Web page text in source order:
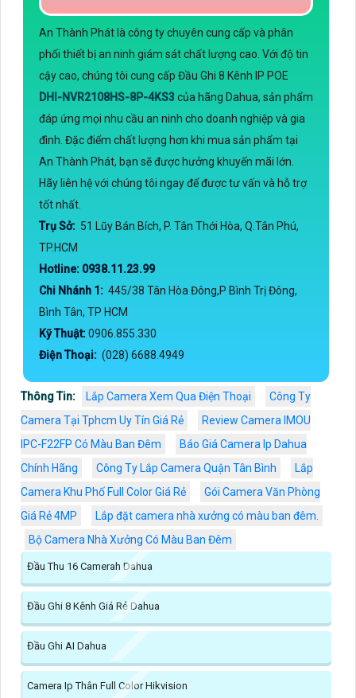
An Thành Phát là công ty chuyên cung cấp và phân
phối thiết bị an ninh giám sát chất lượng cao. Với độ tin
cậy cao, chúng tôi cung cấp Đầu Ghi 8 Kênh IP POE
DHI-NVR2108HS-8P-4KS3 của hãng Dahua, sản phẩm
đáp ứng mọi nhu cầu an ninh cho doanh nghiệp và gia
đình. Đặc điểm chất lượng hơn khi mua sản phẩm tại
An Thành Phát, bạn sẽ được hưởng khuyến mãi lớn.
Hãy liên hệ với chúng tôi ngay để được tư vấn và hỗ trợ
tốt nhất.
Trụ Sở: 51 Lũy Bán Bích, P. Tân Thới Hòa, Q.Tân Phú,
TP.HCM
Hotline: 0938.11.23.99
Chi Nhánh 1: 445/38 Tân Hòa Đông,P Bình Trị Đông,
Bình Tân, TP HCM
Kỹ Thuật:0906.855.330
Điện Thoại: (028) 6688.4949
Thông Tin: Lắp Camera Xem Qua Điện Thoại
Công Ty
Camera Tại Tphcm Uy Tín Giá Rẻ
Review Camera IMOU
IPC-F22FP Có Màu Ban Đêm
Báo Giá Camera Ip Dahua
Chính Hãng
Công Ty Lắp Camera Quận Tân Bình
Lắp
Camera Khu Phố Full Color Giá Rẻ
Gói Camera Văn Phòng
Giá Rẻ 4MP
Lắp đặt camera nhà xưởng có màu ban đêm.
Bộ Camera Nhà Xưởng Có Màu Ban Đêm
Đầu Thu 16 Camerah Dahua
Đầu Ghi 8 Kênh Giá Rẻ Dahua
Đầu Ghi AI Dahua
Camera Ip Thân Full Color Hikvision